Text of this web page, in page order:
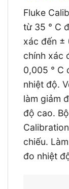
Fluke
từ 35 ° C
xác đến ±
chính xác
0,005 ° C
nhiệt độ.
làm giảm
độ cao.
chiếu.
đo nhiệt